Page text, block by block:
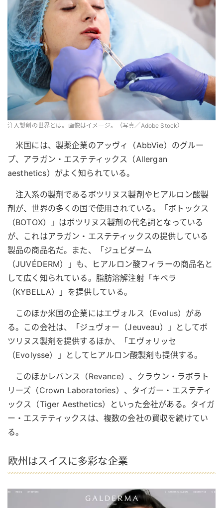
注入製剤の世界とは。画像はイメージ。（写真／Adobe Stock）
米国には、製薬企業のアッヴィ（AbbVie）のグルー
プ、アラガン・エステティックス（Allergan
aesthetics）がよく知られている。
注入系の製剤であるボツリヌス製剤やヒアルロン酸製
剤が、世界の多くの国で使用されている。「ボトックス
（BOTOX）」はボツリヌス製剤の代名詞となっている
が、これはアラガン・エステティックスの提供している
製品の商品名だ。また、「ジュビダーム
（JUVÉDERM）」も、ヒアルロン酸フィラーの商品名と
して広く知られている。脂肪溶解注射「キベラ
（KYBELLA）」を提供している。
このほか米国の企業にはエヴォルス（Evolus）があ
る。この会社は、「ジュヴォー（Jeuveau）」としてボ
ツリヌス製剤を提供するほか、「エヴォリッセ
（Evolysse）」としてヒアルロン酸製剤も提供する。
このほかレバンス（Revance）、クラウン・ラボラト
リーズ（Crown Laboratories）、タイガー・エステティ
ックス（Tiger Aesthetics）といった会社がある。タイガ
ー・エステティックスは、複数の会社の買収を続けてい
る。
欧州はスイスに多彩な企業